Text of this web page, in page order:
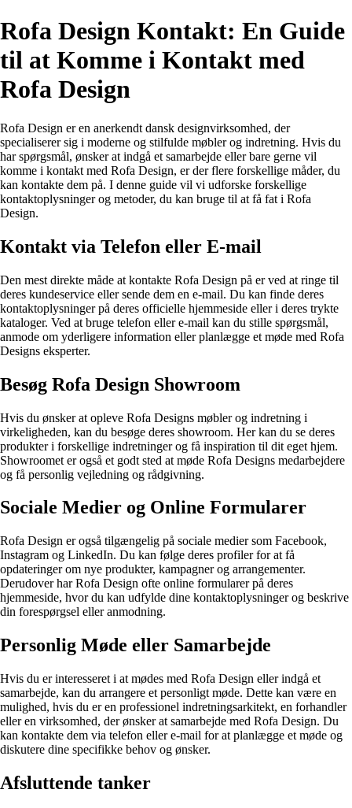
Rofa Design Kontakt: En Guide
til at Komme i Kontakt med
Rofa Design
Rofa Design er en anerkendt dansk designvirksomhed, der
specialiserer sig i moderne og stilfulde møbler og indretning. Hvis du
har spørgsmål, ønsker at indgå et samarbejde eller bare gerne vil
komme i kontakt med Rofa Design, er der flere forskellige måder, du
kan kontakte dem på. I denne guide vil vi udforske forskellige
kontaktoplysninger og metoder, du kan bruge til at få fat i Rofa
Design.
Kontakt via Telefon eller E-mail
Den mest direkte måde at kontakte Rofa Design på er ved at ringe til
deres kundeservice eller sende dem en e-mail. Du kan finde deres
kontaktoplysninger på deres officielle hjemmeside eller i deres trykte
kataloger. Ved at bruge telefon eller e-mail kan du stille spørgsmål,
anmode om yderligere information eller planlægge et møde med Rofa
Designs eksperter.
Besøg Rofa Design Showroom
Hvis du ønsker at opleve Rofa Designs møbler og indretning i
virkeligheden, kan du besøge deres showroom. Her kan du se deres
produkter i forskellige indretninger og få inspiration til dit eget hjem.
Showroomet er også et godt sted at møde Rofa Designs medarbejdere
og få personlig vejledning og rådgivning.
Sociale Medier og Online Formularer
Rofa Design er også tilgængelig på sociale medier som Facebook,
Instagram og LinkedIn. Du kan følge deres profiler for at få
opdateringer om nye produkter, kampagner og arrangementer.
Derudover har Rofa Design ofte online formularer på deres
hjemmeside, hvor du kan udfylde dine kontaktoplysninger og beskrive
din forespørgsel eller anmodning.
Personlig Møde eller Samarbejde
Hvis du er interesseret i at mødes med Rofa Design eller indgå et
samarbejde, kan du arrangere et personligt møde. Dette kan være en
mulighed, hvis du er en professionel indretningsarkitekt, en forhandler
eller en virksomhed, der ønsker at samarbejde med Rofa Design. Du
kan kontakte dem via telefon eller e-mail for at planlægge et møde og
diskutere dine specifikke behov og ønsker.
Afsluttende tanker